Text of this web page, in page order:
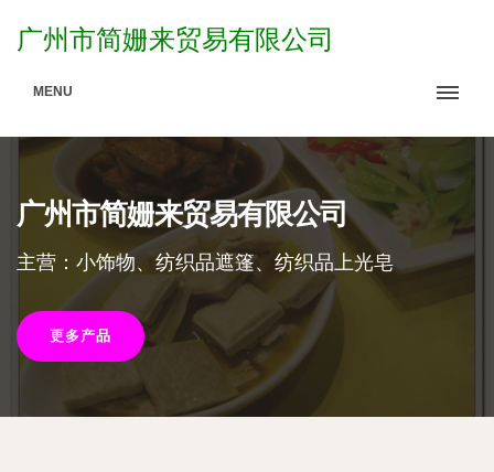
广州市简姗来贸易有限公司
MENU
广州市简姗来贸易有限公司
主营：小饰物、纺织品遮篷、纺织品上光皂
更多产品